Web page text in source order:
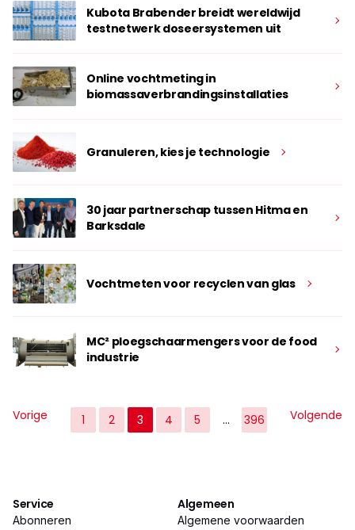
Kubota Brabender breidt wereldwijd
testnetwerk doseersystemen uit
Online vochtmeting in
biomassaverbrandingsinstallaties
Granuleren, kies je technologie
30 jaar partnerschap tussen Hitma en
Barksdale
Vochtmeten voor recyclen van glas
MC² ploegschaarmengers voor de food
industrie
Vorige 1 2 3 4 5 … 396 Volgende
Service
Abonneren
Algemeen
Algemene voorwaarden